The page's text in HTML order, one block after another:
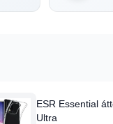
ESR Essential
Ultra